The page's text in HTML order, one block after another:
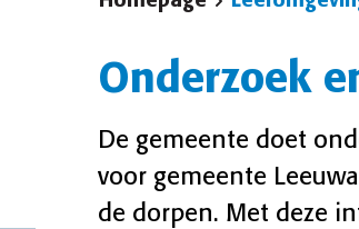
Onderzoek
De gemeente doet
voor gemeente
de dorpen. Met deze